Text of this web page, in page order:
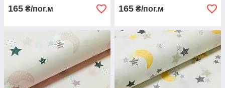
165 ₴/пог.м 165 ₴/пог.м